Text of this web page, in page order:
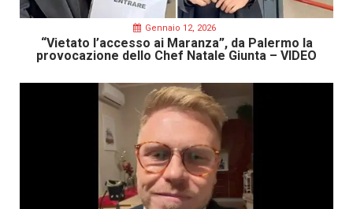
Gennaio 12, 2026
“Vietato l’accesso ai Maranza”, da Palermo la
provocazione dello Chef Natale Giunta – VIDEO